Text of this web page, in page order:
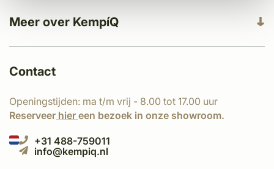
Meer over KempíQ
Contact
Openingstijden: ma t/m vrij - 8.00 tot 17.00 uur
Reserveer hier een bezoek in onze showroom.
+31 488-759011
info@kempiq.nl